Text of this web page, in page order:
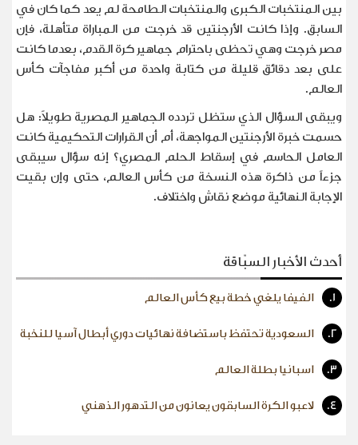
بين المنتخبات الكبرى والمنتخبات الطامحة لم يعد كما كان في
السابق. وإذا كانت الأرجنتين قد خرجت من المباراة متأهلة، فإن
مصر خرجت وهي تحظى باحترام جماهير كرة القدم، بعدما كانت
على بعد دقائق قليلة من كتابة واحدة من أكبر مفاجآت كأس
العالم.
ويبقى السؤال الذي ستظل تردده الجماهير المصرية طويلاً: هل
حسمت خبرة الأرجنتين المواجهة، أم أن القرارات التحكيمية كانت
العامل الحاسم في إسقاط الحلم المصري؟ إنه سؤال سيبقى
جزءاً من ذاكرة هذه النسخة من كأس العالم، حتى وإن بقيت
الإجابة النهائية موضع نقاش واختلاف.
أحدث الأخبار السبّاقة
1. الفيفا يلغي خطة بيع كأس العالم
2. السعودية تحتفظ باستضافة نهائيات دوري أبطال آسيا للنخبة
3. اسبانيا بطلة العالم
4. لاعبو الكرة السابقون يعانون من التدهور الذهني